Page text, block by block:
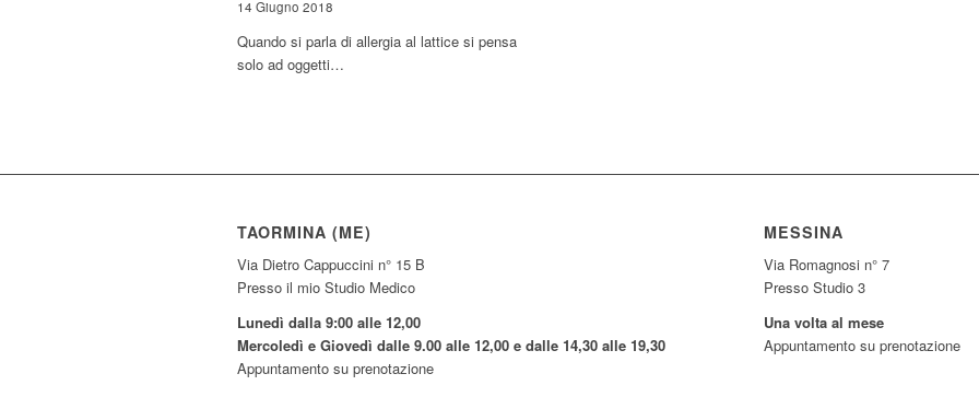
14 Giugno 2018
Quando si parla di allergia al lattice si pensa
solo ad oggetti…
TAORMINA (ME)
Via Dietro Cappuccini n° 15 B
Presso il mio Studio Medico
Lunedì dalla 9:00 alle 12,00
Mercoledì e Giovedì dalle 9.00 alle 12,00 e dalle 14,30 alle 19,30
Appuntamento su prenotazione
MESSINA
Via Romagnosi n° 7
Presso Studio 3
Una volta al mese
Appuntamento su prenotazione